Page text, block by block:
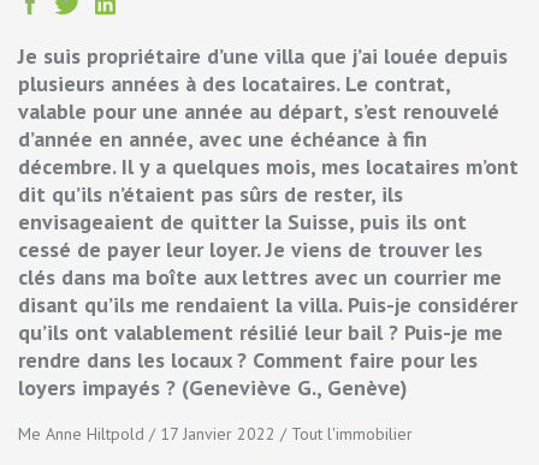
Je suis propriétaire d’une villa que j’ai louée depuis
plusieurs années à des locataires. Le contrat,
valable pour une année au départ, s’est renouvelé
d’année en année, avec une échéance à fin
décembre. Il y a quelques mois, mes locataires m’ont
dit qu’ils n’étaient pas sûrs de rester, ils
envisageaient de quitter la Suisse, puis ils ont
cessé de payer leur loyer. Je viens de trouver les
clés dans ma boîte aux lettres avec un courrier me
disant qu’ils me rendaient la villa. Puis-je considérer
qu’ils ont valablement résilié leur bail ? Puis-je me
rendre dans les locaux ? Comment faire pour les
loyers impayés ? (Geneviève G., Genève)
Me Anne Hiltpold / 17 Janvier 2022 / Tout l'immobilier